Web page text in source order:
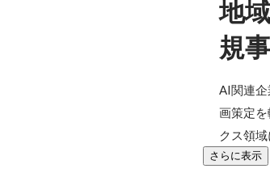
地
規
AI関連
画策定
クス領
さらに表示